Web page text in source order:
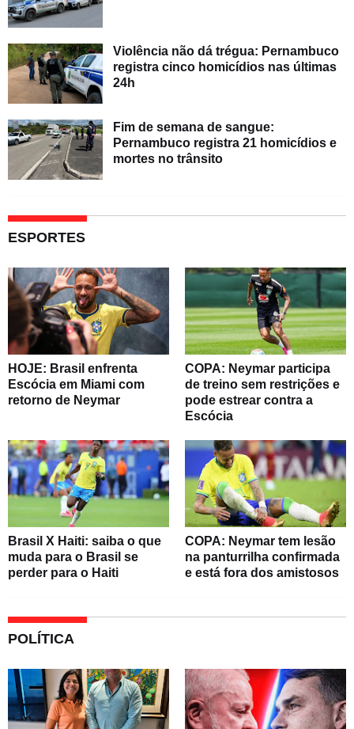
Violência não dá trégua: Pernambuco
registra cinco homicídios nas últimas
24h
Fim de semana de sangue:
Pernambuco registra 21 homicídios e
mortes no trânsito
ESPORTES
HOJE: Brasil enfrenta
Escócia em Miami com
retorno de Neymar
COPA: Neymar participa
de treino sem restrições e
pode estrear contra a
Escócia
Brasil X Haiti: saiba o que
muda para o Brasil se
perder para o Haiti
COPA: Neymar tem lesão
na panturrilha confirmada
e está fora dos amistosos
POLÍTICA